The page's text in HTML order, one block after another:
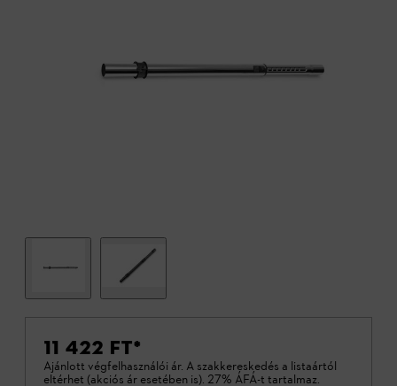
11 422 FT*
Ajánlott végfelhasználói ár. A szakkereskedés a listaártól
eltérhet (akciós ár esetében is). 27% ÁFÁ-t tartalmaz.